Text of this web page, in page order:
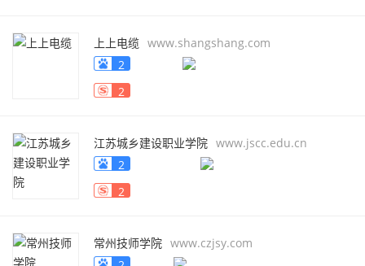
上上电缆 www.shangshang.com
2
2
江苏城乡建设职业学院 www.jscc.edu.cn
2
2
常州技师学院 www.czjsy.com